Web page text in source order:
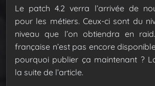
Le patch 4.2 verra l’arrivée de
pour les métiers. Ceux-ci sont du
niveau que l’on obtiendra en
française n’est pas encore
pourquoi publier ça maintenant ?
la suite de l’article.